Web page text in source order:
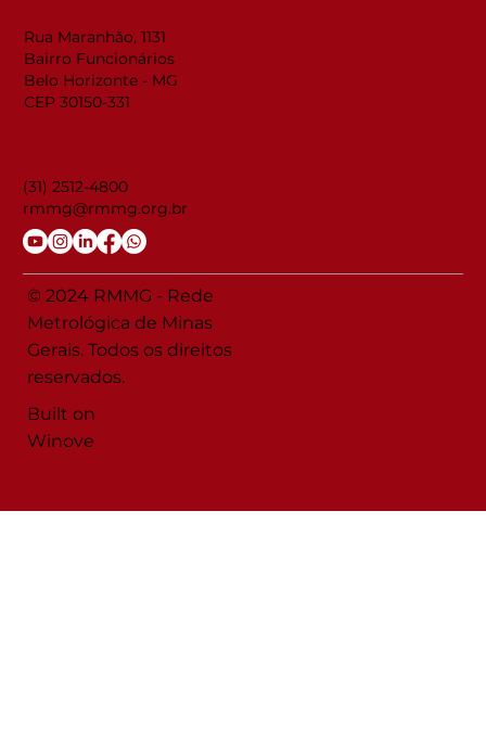
Rua Maranhão, 1131
Bairro Funcionários
Belo Horizonte - MG
CEP 30150-331
(31) 2512-4800
rmmg@rmmg.org.br
© 2024 RMMG - Rede
Metrológica de Minas
Gerais. Todos os direitos
reservados.
Built on
Winove